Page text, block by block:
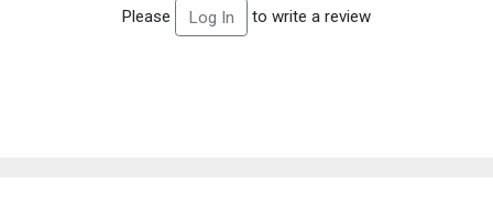
Please Log In to write a review